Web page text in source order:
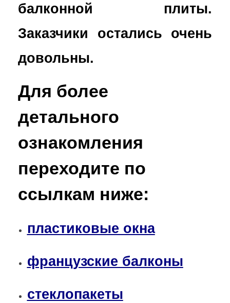
балконной плиты.
Заказчики остались очень
довольны.
Для более
детального
ознакомления
переходите по
ссылкам ниже:
пластиковые окна
французские балконы
стеклопакеты